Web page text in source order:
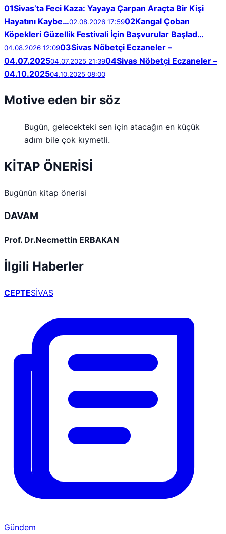
01Sivas’ta Feci Kaza: Yayaya Çarpan Araçta Bir Kişi
Hayatını Kaybe…02.08.2026 17:5902Kangal Çoban
Köpekleri Güzellik Festivali İçin Başvurular Başlad…
04.08.2026 12:0903Sivas Nöbetçi Eczaneler –
04.07.202504.07.2025 21:3904Sivas Nöbetçi Eczaneler –
04.10.202504.10.2025 08:00
Motive eden bir söz
Bugün, gelecekteki sen için atacağın en küçük
adım bile çok kıymetli.
KİTAP ÖNERİSİ
Bugünün kitap önerisi
DAVAM
Prof. Dr.Necmettin ERBAKAN
İlgili Haberler
CEPTESİVAS
Gündem